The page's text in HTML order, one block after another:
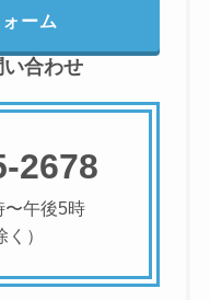
ーム
合わせ
2678
〜午後5時
）